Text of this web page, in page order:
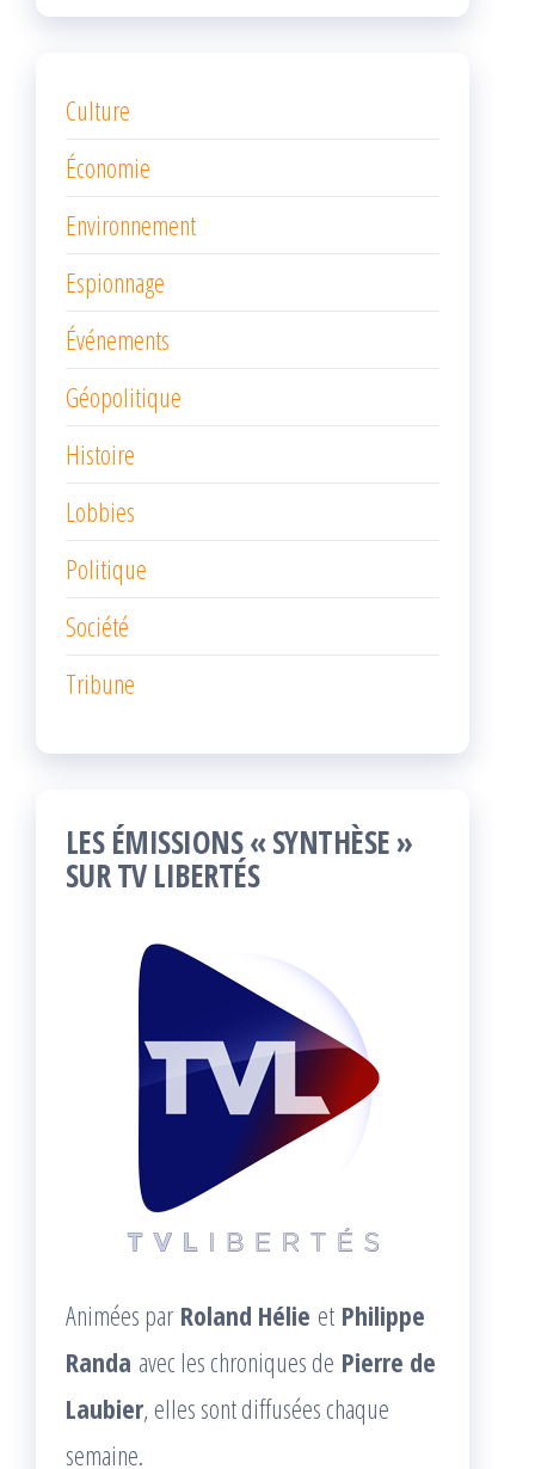
Culture
Économie
Environnement
Espionnage
Événements
Géopolitique
Histoire
Lobbies
Politique
Société
Tribune
LES ÉMISSIONS « SYNTHÈSE »
SUR TV LIBERTÉS
Animées par Roland Hélie et Philippe
Randa avec les chroniques de Pierre de
Laubier, elles sont diffusées chaque
semaine.